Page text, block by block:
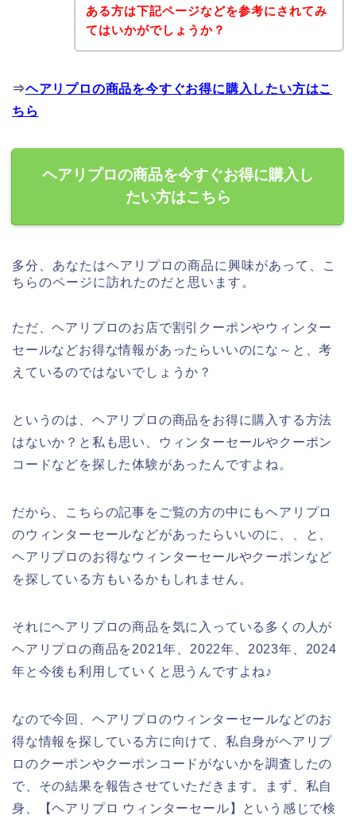
ある方は下記ページなどを参考にされてみ
てはいかがでしょうか？
⇒ヘアリプロの商品を今すぐお得に購入したい方はこ
ちら
ヘアリプロの商品を今すぐお得に購入し
たい方はこちら
多分、あなたはヘアリプロの商品に興味があって、こ
ちらのページに訪れたのだと思います。
ただ、ヘアリプロのお店で割引クーポンやウィンター
セールなどお得な情報があったらいいのにな～と、考
えているのではないでしょうか？
というのは、ヘアリプロの商品をお得に購入する方法
はないか？と私も思い、ウィンターセールやクーポン
コードなどを探した体験があったんですよね。
だから、こちらの記事をご覧の方の中にもヘアリプロ
のウィンターセールなどがあったらいいのに、、と、
ヘアリプロのお得なウィンターセールやクーポンなど
を探している方もいるかもしれません。
それにヘアリプロの商品を気に入っている多くの人が
ヘアリプロの商品を2021年、2022年、2023年、2024
年と今後も利用していくと思うんですよね♪
なので今回、ヘアリプロのウィンターセールなどのお
得な情報を探している方に向けて、私自身がヘアリプ
ロのクーポンやクーポンコードがないかを調査したの
で、その結果を報告させていただきます。まず、私自
身、【ヘアリプロ ウィンターセール】という感じで検